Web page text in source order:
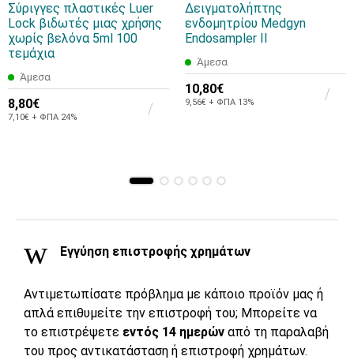
Σύριγγες πλαστικές Luer
Lock βιδωτές μιας χρήσης
χωρίς βελόνα 5ml 100
τεμάχια
Άμεσα
8,80€
7,10€ + ΦΠΑ 24%
Δειγματολήπτης
ενδομητρίου Medgyn
Endosampler II
Άμεσα
10,80€
9,56€ + ΦΠΑ 13%
Εγγύηση επιστροφής χρημάτων
Αντιμετωπίσατε πρόβλημα με κάποιο προϊόν μας ή
απλά επιθυμείτε την επιστροφή του; Μπορείτε να
το επιστρέψετε εντός 14 ημερών από τη παραλαβή
του προς αντικατάσταση ή επιστροφή χρημάτων.